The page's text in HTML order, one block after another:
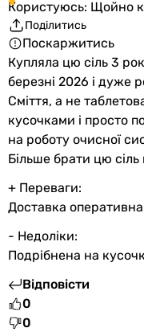
Користуюсь: Щойно
Поділитись
Поскаржитись
Купляла цю сіль 3
березні 2026 і дуже
Сміття, а не
кусочками і просто
на роботу очисної
Більше брати цю сіль
+ Переваги:
Доставка оперативна
- Недоліки:
Подрібнена на
Відповісти
0
0